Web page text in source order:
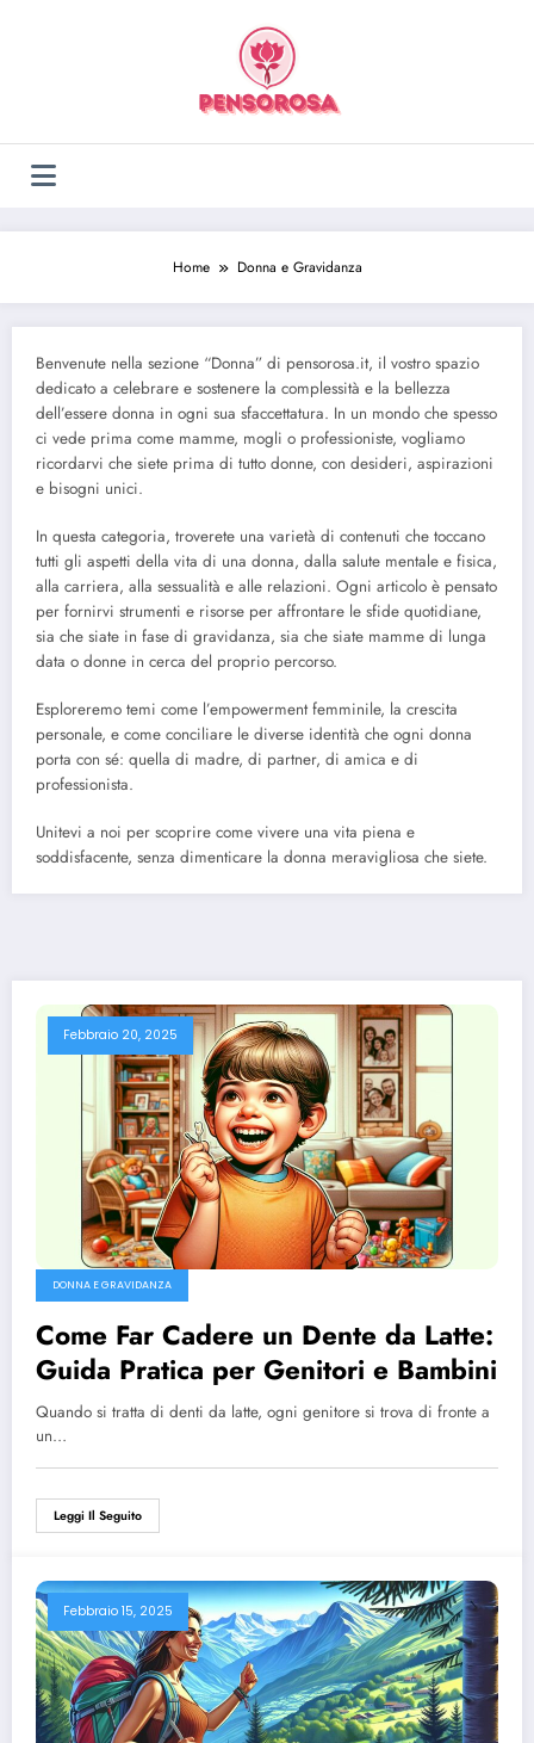
Home Donna e Gravidanza
Benvenute nella sezione “Donna” di pensorosa.it, il vostro spazio
dedicato a celebrare e sostenere la complessità e la bellezza
dell’essere donna in ogni sua sfaccettatura. In un mondo che spesso
ci vede prima come mamme, mogli o professioniste, vogliamo
ricordarvi che siete prima di tutto donne, con desideri, aspirazioni
e bisogni unici.
In questa categoria, troverete una varietà di contenuti che toccano
tutti gli aspetti della vita di una donna, dalla salute mentale e fisica,
alla carriera, alla sessualità e alle relazioni. Ogni articolo è pensato
per fornirvi strumenti e risorse per affrontare le sfide quotidiane,
sia che siate in fase di gravidanza, sia che siate mamme di lunga
data o donne in cerca del proprio percorso.
Esploreremo temi come l’empowerment femminile, la crescita
personale, e come conciliare le diverse identità che ogni donna
porta con sé: quella di madre, di partner, di amica e di
professionista.
Unitevi a noi per scoprire come vivere una vita piena e
soddisfacente, senza dimenticare la donna meravigliosa che siete.
Febbraio 20, 2025
DONNA E GRAVIDANZA
Come Far Cadere un Dente da Latte:
Guida Pratica per Genitori e Bambini
Quando si tratta di denti da latte, ogni genitore si trova di fronte a
un…
Leggi Il Seguito
Febbraio 15, 2025